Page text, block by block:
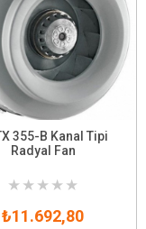
355-B Kanal Tipi
Radyal Fan
★ ★ ★ ★ ★
₺11.692,80